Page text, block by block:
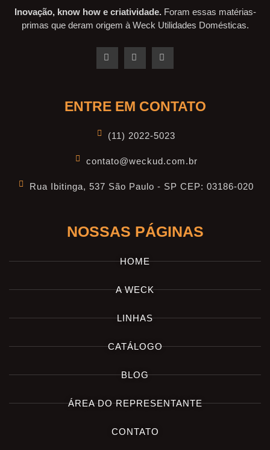
Inovação, know how e criatividade. Foram essas matérias-
primas que deram origem à Weck Utilidades Domésticas.
ENTRE EM CONTATO
(11) 2022-5023
contato@weckud.com.br
Rua Ibitinga, 537 São Paulo - SP CEP: 03186-020
NOSSAS PÁGINAS
HOME
A WECK
LINHAS
CATÁLOGO
BLOG
ÁREA DO REPRESENTANTE
CONTATO